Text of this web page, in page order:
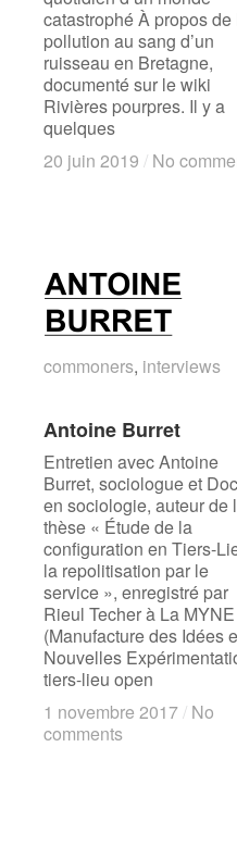
catastrophé À propos de
pollution au sang d’un
ruisseau en Bretagne,
documenté sur le wiki
Rivières pourpres. Il y a
quelques
20 juin 2019 / No
20 juin 2019 / No
commoners, interviews
Antoine Burret
Entretien avec Antoine
Burret, sociologue et
en sociologie, auteur de
thèse « Étude de la
configuration en Tiers-
la repolitisation par le
service », enregistré par
Rieul Techer à La MYNE
(Manufacture des Idées
Nouvelles
tiers-lieu open
1 novembre 2017/ No
comments
commoners interviews
Antoine Burret
1 novembre 2017/ No
comments